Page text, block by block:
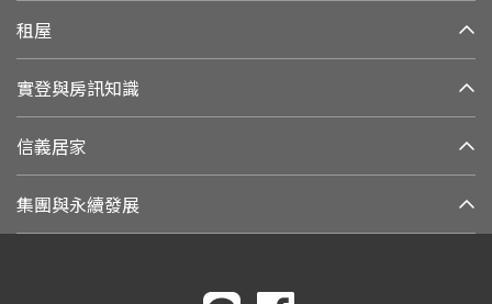
租屋
實登與房訊知識
信義居家
集團與永續發展